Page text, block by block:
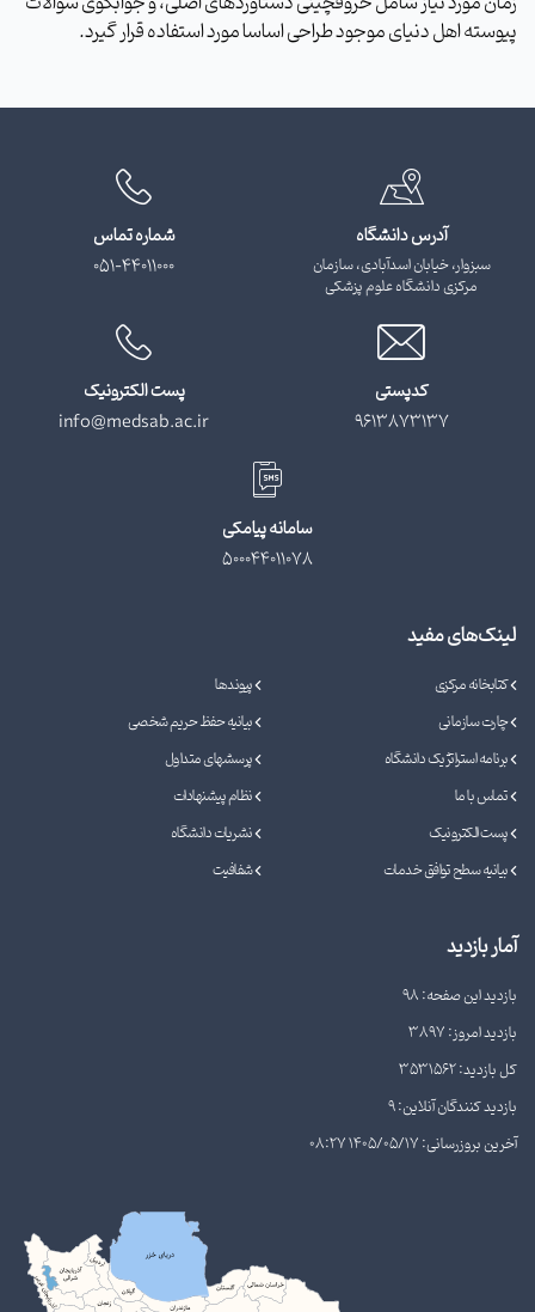
پیوسته اهل دنیای موجود طراحی اساسا مورد استفاده قرار گیرد.
آدرس دانشگاه
سبزوار، خیابان اسدآبادی، سازمان
مرکزی دانشگاه علوم پزشکی
شماره تماس
051-44011000
کدپستی
9613873137
پست الکترونیک
info@medsab.ac.ir
سامانه پیامکی
500044011078
لینک‌های مفید
کتابخانه مرکزی
پیوندها
چارت سازمانی
بیانیه حفظ حریم شخصی
برنامه استراتژیک دانشگاه
پرسشهای متداول
تماس با ما
نظام پیشنهادات
پست الکترونیک
نشریات دانشگاه
بیانیه سطح توافق خدمات
شفافیت
آمار بازدید
بازدید این صفحه: 98
بازدید امروز: 3897
کل بازدید: 3531562
بازدید کنندگان آنلاین: 9
آخرین بروزرسانی: 1405/05/17 08:27